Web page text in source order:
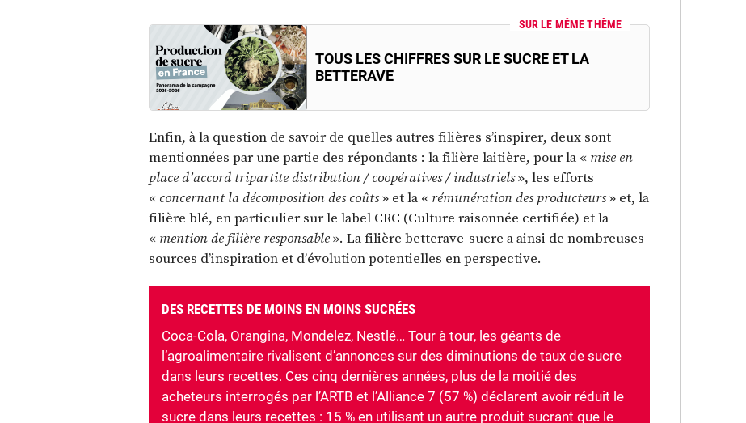
SUR LE MÊME THÈME
TOUS LES CHIFFRES SUR LE SUCRE ET LA
BETTERAVE
Enfin, à la question de savoir de quelles autres filières s’inspirer, deux sont
mentionnées par une partie des répondants : la filière laitière, pour la « mise en
place d’accord tripartite distribution / coopératives / industriels», les efforts
« concernant la décomposition des coûts» et la « rémunération des producteurs» et, la
filière blé, en particulier sur le label CRC (Culture raisonnée certifiée) et la
« mention de filière responsable». La filière betterave-sucre a ainsi de nombreuses
sources d’inspiration et d’évolution potentielles en perspective.
DES RECETTES DE MOINS EN MOINS SUCRÉES
Coca-Cola, Orangina, Mondelez, Nestlé… Tour à tour, les géants de
l’agroalimentaire rivalisent d’annonces sur des diminutions de taux de sucre
dans leurs recettes. Ces cinq dernières années, plus de la moitié des
acheteurs interrogés par l’ARTB et l’Alliance 7 (57 %) déclarent avoir réduit le
sucre dans leurs recettes : 15 % en utilisant un autre produit sucrant que le